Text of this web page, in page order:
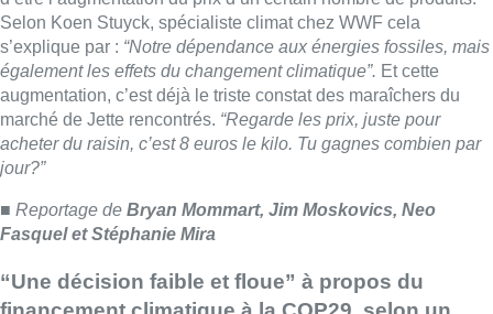
financement climatique à la COP29, selon un
professeur de l’ULB
“Ce résultat n’est pas surprenant. Il reflète les tensions
géopolitiques actuelles, l’ombre de Donald Trump, l’obstruction
de pays opposés à la lutte contre le réchauffement (comme
l’Arabie Saoudite) et le manque de volonté politique de la part
façon décisive pour répondre à l’urgence climatique”, Romain
Weikmans, chargé de cours en relations internationales à
La COP29 a accouché, dimanche matin à Bakou, au terme de